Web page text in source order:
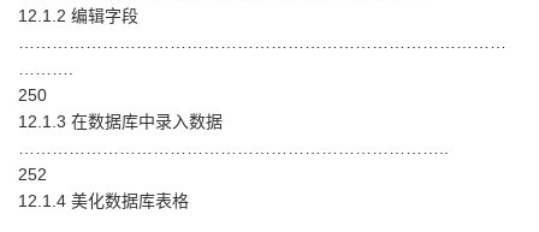
12.1.2 编辑字段
250
12.1.3 在数据库中录入数据
252
12.1.4 美化数据库表格